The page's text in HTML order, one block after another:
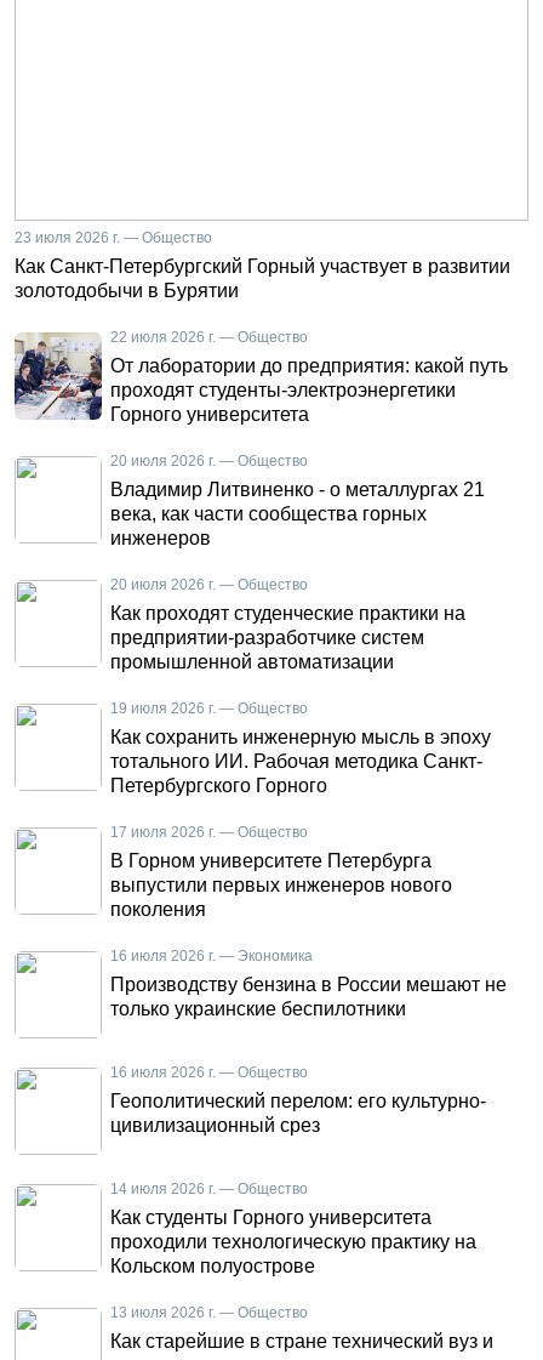
23 июля 2026 г. — Общество
Как Санкт-Петербургский Горный участвует в развитии
золотодобычи в Бурятии
22 июля 2026 г. — Общество
От лаборатории до предприятия: какой путь
проходят студенты-электроэнергетики
Горного университета
20 июля 2026 г. — Общество
Владимир Литвиненко - о металлургах 21
века, как части сообщества горных
инженеров
20 июля 2026 г. — Общество
Как проходят студенческие практики на
предприятии-разработчике систем
промышленной автоматизации
19 июля 2026 г. — Общество
Как сохранить инженерную мысль в эпоху
тотального ИИ. Рабочая методика Санкт-
Петербургского Горного
17 июля 2026 г. — Общество
В Горном университете Петербурга
выпустили первых инженеров нового
поколения
16 июля 2026 г. — Экономика
Производству бензина в России мешают не
только украинские беспилотники
16 июля 2026 г. — Общество
Геополитический перелом: его культурно-
цивилизационный срез
14 июля 2026 г. — Общество
Как студенты Горного университета
проходили технологическую практику на
Кольском полуострове
13 июля 2026 г. — Общество
Как старейшие в стране технический вуз и